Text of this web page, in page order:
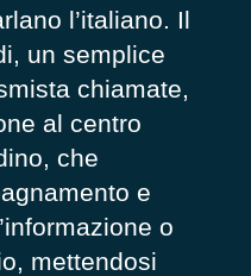
l’italiano. Il
un semplice
chiamate,
al centro
che
e
o
mettendosi